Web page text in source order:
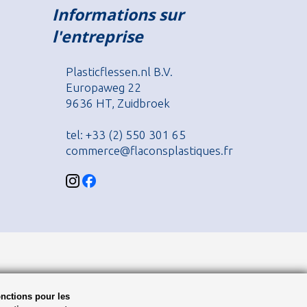
Informations sur
l'entreprise
Plasticflessen.nl B.V.
Europaweg 22
9636 HT, Zuidbroek
tel: +33 (2) 550 301 65
commerce@flaconsplastiques.fr
pour les